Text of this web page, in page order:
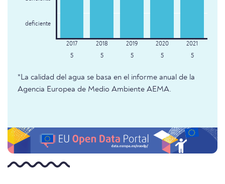
deficiente
5 5 5 5 5
*La calidad del agua se basa en el informe anual de la
Agencia Europea de Medio Ambiente AEMA.